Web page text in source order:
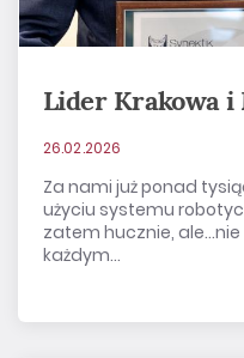
Lider Krakowa i
26.02.2026
Za nami już ponad
użyciu systemu
zatem hucznie,
każdym...